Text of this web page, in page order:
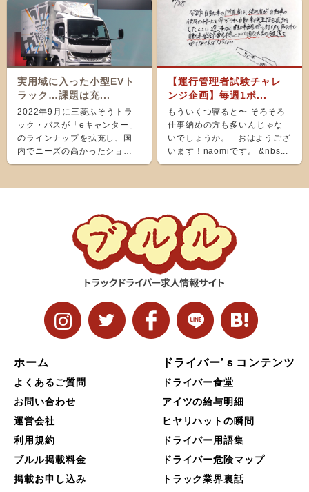
実用域に入った小型EVト
ラック…課題は充...
2022年9月に三菱ふそうトラ
ック・バスが「eキャンター」
のラインナップを拡充し、国
内でニーズの高かったショー
ト＆ナローボディ（G...
【運行管理者試験チャレ
ンジ企画】毎週1ポ...
もういくつ寝ると〜 そろそろ
仕事納めの方も多いんじゃな
いでしょうか。 おはようござ
います！naomiです。 &nbs...
ホーム
よくあるご質問
お問い合わせ
運営会社
利用規約
ブルル掲載料金
掲載お申し込み
ドライバー’ｓコンテンツ
ドライバー食堂
アイツの給与明細
ヒヤリハットの瞬間
ドライバー用語集
ドライバー危険マップ
トラック業界裏話